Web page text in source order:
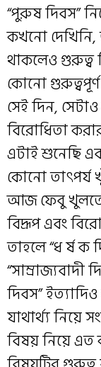
“পুরুষ দিবস”
কখনো
থাকলেও গুরুত্ব
কোনো গুরুত্বপূর্ণ
সেই দিন,
বিরোধিতা
এটাই শুনেছি
কোনো তাৎপর্য
আজ ফেবু
বিদ্রূপ এবং
তাহলে “ধ র্ষ ক
“সাম্রাজ্যবাদী
দিবস”
যাথার্থ্য নিয়ে
বিষয় নিয়ে এত